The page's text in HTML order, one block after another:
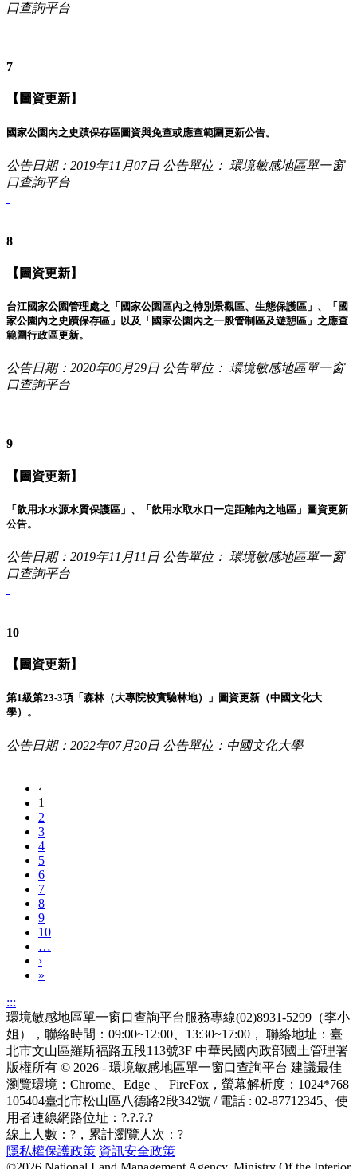
口查詢平台
7
【圖資更新】
國家公園內之史蹟保存區圖資與免查或應查範圍更新公告。
公告日期：2019年11月07日 公告單位： 環境敏感地區單一窗
口查詢平台
8
【圖資更新】
台江國家公園管理處之「國家公園區內之特別景觀區、生態保護區」、「國
家公園內之史蹟保存區」以及「國家公園內之一般管制區及遊憩區」之應查
範圍行政區更新。
公告日期：2020年06月29日 公告單位： 環境敏感地區單一窗
口查詢平台
9
【圖資更新】
「飲用水水源水質保護區」、「飲用水取水口一定距離內之地區」圖資更新
公告。
公告日期：2019年11月11日 公告單位： 環境敏感地區單一窗
口查詢平台
10
【圖資更新】
第1級第23-3項「森林（大專院校實驗林地）」圖資更新（中國文化大
學）。
公告日期：2022年07月20日 公告單位：中國文化大學
‹
1
2
3
4
5
6
7
8
9
10
…
›
»
:::
環境敏感地區單一窗口查詢平台服務專線(02)8931-5299（李小
姐），聯絡時間：09:00~12:00、13:30~17:00， 聯絡地址：臺
北市文山區羅斯福路五段113號3F 中華民國內政部國土管理署
版權所有 © 2026 - 環境敏感地區單一窗口查詢平台 建議最佳
瀏覽環境：Chrome、Edge 、 FireFox，螢幕解析度：1024*768
105404臺北市松山區八德路2段342號 / 電話 : 02-87712345 、使
用者連線網路位址：?.?.?.?
線上人數： ? ，累計瀏覽人次： ?
隱私權保護政策 資訊安全政策